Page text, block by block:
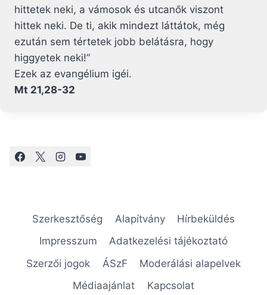
hittetek neki, a vámosok és utcanők viszont
hittek neki. De ti, akik mindezt láttátok, még
ezután sem tértetek jobb belátásra, hogy
higgyetek neki!”
Ezek az evangélium igéi.
Mt 21,28-32
Szerkesztőség Alapítvány
Hírbeküldés
Impresszum
Adatkezelési tájékoztató
Szerzői jogok
ÁSzF
Moderálási alapelvek
Médiaajánlat
Kapcsolat